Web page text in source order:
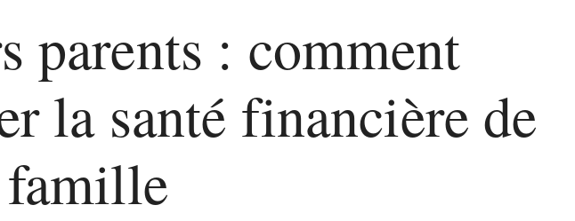
parents : comment
la santé financière de